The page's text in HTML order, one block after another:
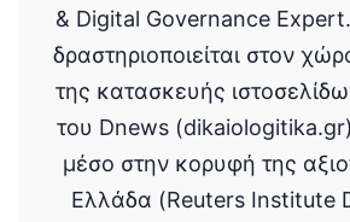
& Digital Governance
δραστηριοποιείται στον
της κατασκευής
του Dnews
μέσο στην κορυφή της
Ελλάδα (Reuters Institute